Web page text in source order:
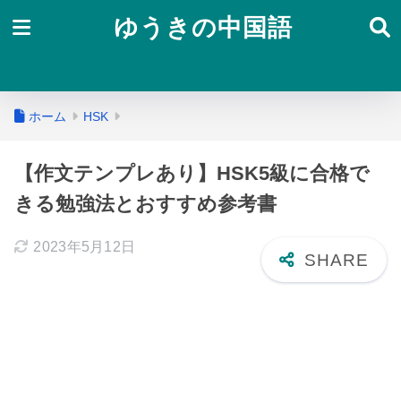
ゆうきの中国語
ホーム HSK
【作文テンプレあり】HSK5級に合格で
きる勉強法とおすすめ参考書
2023年5月12日